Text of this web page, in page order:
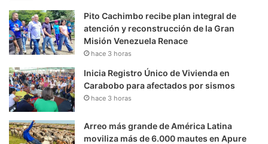
Pito Cachimbo recibe plan integral de
atención y reconstrucción de la Gran
Misión Venezuela Renace
hace 3 horas
Inicia Registro Único de Vivienda en
Carabobo para afectados por sismos
hace 3 horas
Arreo más grande de América Latina
moviliza más de 6.000 mautes en Apure